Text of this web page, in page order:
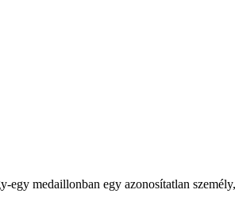
egy medaillonban egy azonosítatlan